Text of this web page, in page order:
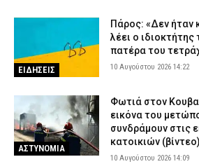
ΕΙΔΗΣΕΙΣ
Πάρος: «Δεν ήταν
λέει ο
πατέρα του
10 Αυγούστου 2026 14:22
ΑΣΤΥΝΟΜΙΑ
Φωτιά στον
εικόνα του
συνδράμουν στις
κατοικιών (βίντεο)
10 Αυγούστου 2026 14:09